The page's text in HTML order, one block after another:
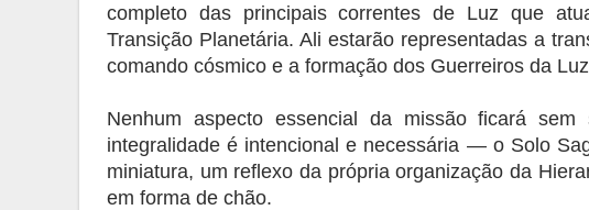
completo das principais correntes de Luz que
Transição Planetária. Ali estarão representadas a
comando cósmico e a formação dos Guerreiros da
Nenhum aspecto essencial da missão ficará
integralidade é intencional e necessária — o Solo
miniatura, um reflexo da própria organização da
em forma de chão.